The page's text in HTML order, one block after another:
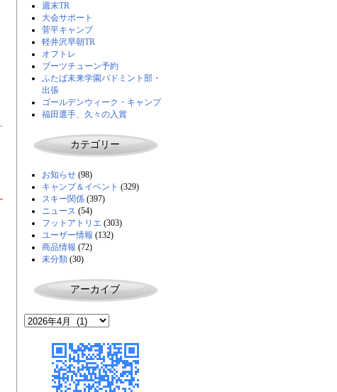
週末TR
大会サポート
菅平キャンプ
軽井沢早朝TR
オフトレ
ブーツチューン予約
ふたば未来学園バドミント部・
出張
ゴールデンウィーク・キャンプ
福田選手、久々の入賞
カテゴリー
お知らせ (98)
キャンプ＆イベント (329)
スキー関係 (397)
ニュース (54)
フットアトリエ (303)
ユーザー情報 (132)
商品情報 (72)
未分類 (30)
アーカイブ